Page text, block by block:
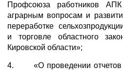
Профсоюза работников
аграрным вопросам и
переработке
и торговле областного
Кировской области»;
4. «О проведении отчетов